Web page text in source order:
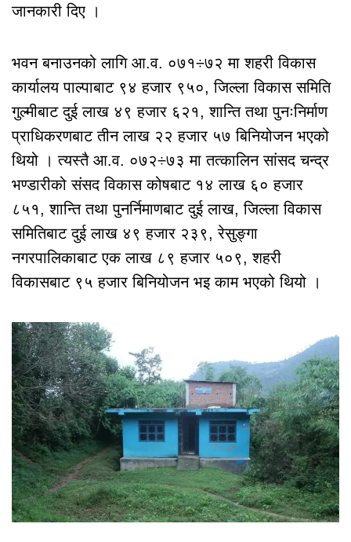
जानकारी दिए ।
भवन बनाउनको लागि आ.व. ०७१÷७२ मा शहरी विकास
कार्यालय पाल्पाबाट ९४ हजार ९५०, जिल्ला विकास समिति
गुल्मीबाट दुई लाख ४९ हजार ६२१, शान्ति तथा पुनःनिर्माण
प्राधिकरणबाट तीन लाख २२ हजार ५७ बिनियोजन भएको
थियो । त्यस्तै आ.व. ०७२÷७३ मा तत्कालिन सांसद चन्द्र
भण्डारीको संसद विकास कोषबाट १४ लाख ६० हजार
८५१, शान्ति तथा पुनर्निमाणबाट दुई लाख, जिल्ला विकास
समितिबाट दुई लाख ४९ हजार २३९, रेसुङ्गा
नगरपालिकाबाट एक लाख ८९ हजार ५०९, शहरी
विकासबाट ९५ हजार बिनियोजन भइ काम भएको थियो ।